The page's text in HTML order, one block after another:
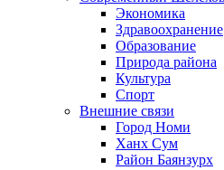
Экономика
Здравоохранение
Образование
Природа района
Культура
Спорт
Внешние связи
Город Номи
Ханх Сум
Район Баянзурх